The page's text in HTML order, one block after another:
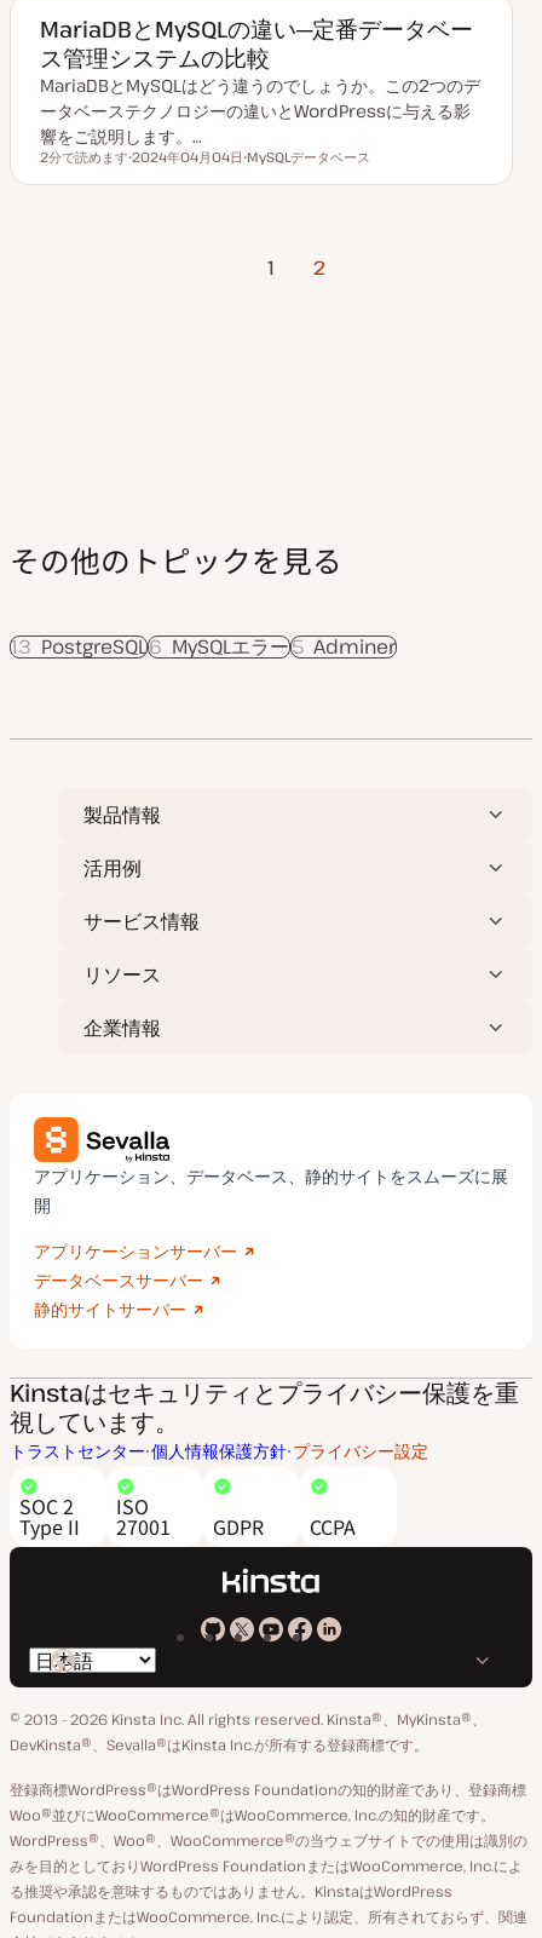
MariaDBとMySQLの違い─定番データベー
ス管理システムの比較
MariaDBとMySQLはどう違うのでしょうか。この2つのデ
ータベーステクノロジーの違いとWordPressに与える影
響をご説明します。…
読むのにかかる時間
2分で読めます
新
2024年04月04日
ピ
MySQLデータベース
1 2
その他のトピックを見る
PostgreSQL
13 MySQLエラー
6 Adminer
5
製品情報
活用例
サービス情報
リソース
企業情報
アプリケーション、データベース、静的サイトをスムーズに展
開
アプリケーションサーバー
データベースサーバー
静的サイトサーバー
Kinstaはセキュリティとプライバシー保護を重
視しています。
トラストセンター 個人情報保護方針 プライバシー設定
SOC 2
Type II
ISO
27001 GDPR CCPA
Kinsta
GitHub
Kinsta
X
ア
カ
ウ
ン
ト
Kinsta
YouTube
Kinsta
Facebook
Kinsta
LinkedIn
ペ
ー
ジ
言
語
の
り
替
え
© 2013 - 2026 Kinsta Inc. All rights reserved. Kinsta®、MyKinsta®、
DevKinsta®、Sevalla®はKinsta Inc.が所有する登録商標です。
登録商標WordPress®はWordPress Foundationの知的財産であり、登録商標
Woo®並びにWooCommerce®はWooCommerce, Inc.の知的財産です。
WordPress®、Woo®、WooCommerce®の当ウェブサイトでの使用は識別の
みを目的としておりWordPress FoundationまたはWooCommerce, Inc.によ
る推奨や承認を意味するものではありません。KinstaはWordPress
FoundationまたはWooCommerce, Inc.により認定、所有されておらず、関連